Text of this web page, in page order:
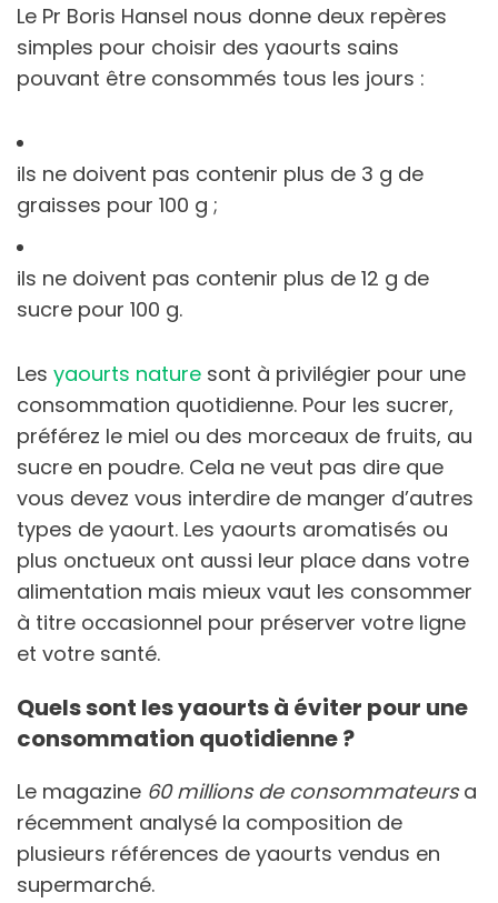
Le Pr Boris Hansel nous donne deux repères
simples pour choisir des yaourts sains
pouvant être consommés tous les jours :
ils ne doivent pas contenir plus de 3 g de
graisses pour 100 g ;
ils ne doivent pas contenir plus de 12 g de
sucre pour 100 g.
Les yaourts nature sont à privilégier pour une
consommation quotidienne. Pour les sucrer,
préférez le miel ou des morceaux de fruits, au
sucre en poudre. Cela ne veut pas dire que
vous devez vous interdire de manger d’autres
types de yaourt. Les yaourts aromatisés ou
plus onctueux ont aussi leur place dans votre
alimentation mais mieux vaut les consommer
à titre occasionnel pour préserver votre ligne
et votre santé.
Quels sont les yaourts à éviter pour une
consommation quotidienne ?
Le magazine 60 millions de consommateursa
récemment analysé la composition de
plusieurs références de yaourts vendus en
supermarché.